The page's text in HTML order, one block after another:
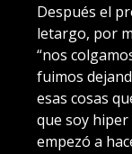
Después el
letargo, por
“nos
fuimos
esas cosas
que soy
empezó a